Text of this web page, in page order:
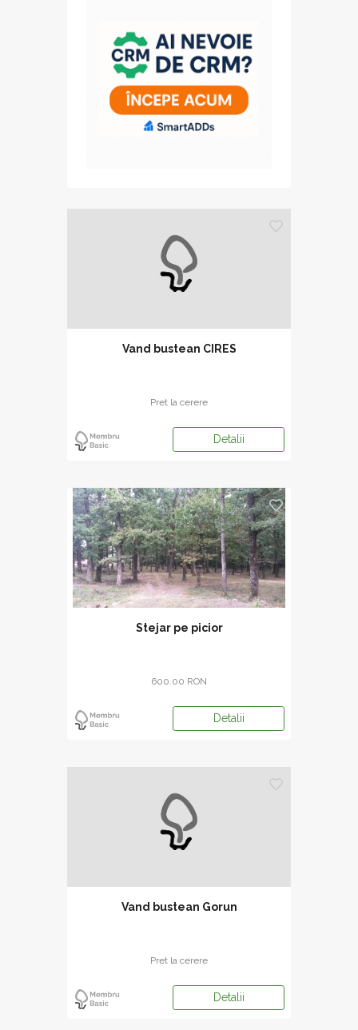
Vand bustean CIRES
Pret la cerere
Detalii
Stejar pe picior
600.00 RON
Detalii
Vand bustean Gorun
Pret la cerere
Detalii